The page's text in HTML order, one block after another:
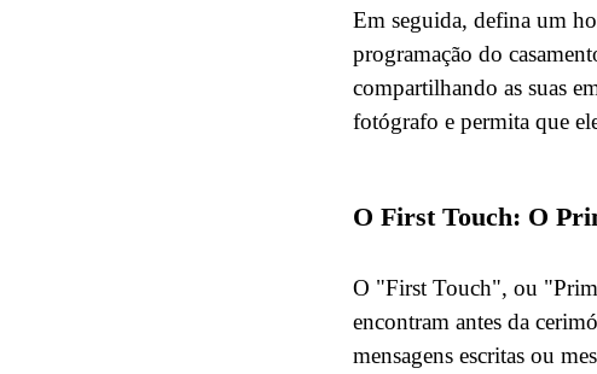
Em seguida, defina um
programação do
compartilhando as suas
fotógrafo e permita que
O First Touch: O
O "First Touch", ou
encontram antes da
mensagens escritas ou